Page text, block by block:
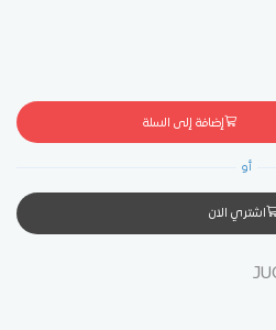
إضافة إلى السلة
أو
اشتري الان